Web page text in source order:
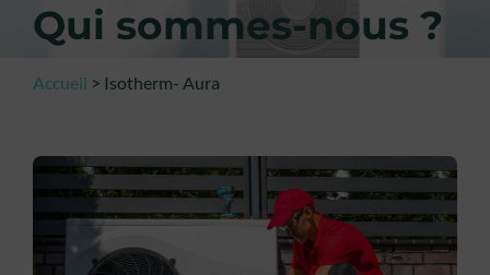
Qui sommes-nous ?
Accueil > Isotherm- Aura